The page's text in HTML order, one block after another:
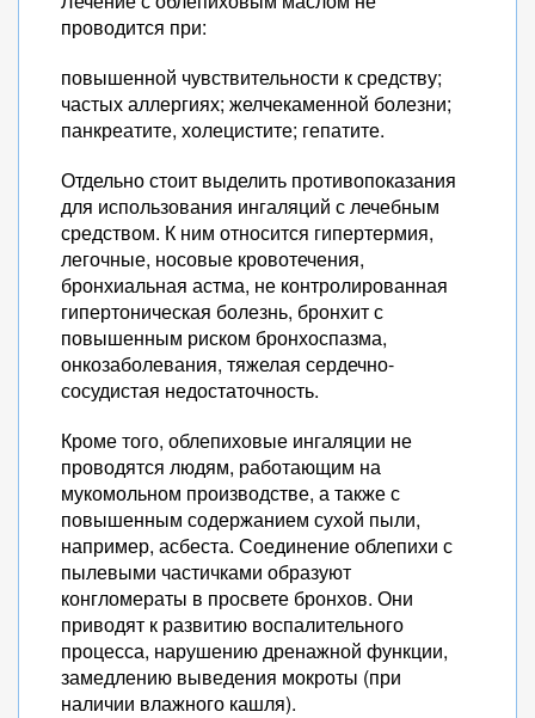
проводится при:
повышенной чувствительности к средству;
частых аллергиях; желчекаменной болезни;
панкреатите, холецистите; гепатите.
Отдельно стоит выделить противопоказания
для использования ингаляций с лечебным
средством. К ним относится гипертермия,
легочные, носовые кровотечения,
бронхиальная астма, не контролированная
гипертоническая болезнь, бронхит с
повышенным риском бронхоспазма,
онкозаболевания, тяжелая сердечно-
сосудистая недостаточность.
Кроме того, облепиховые ингаляции не
проводятся людям, работающим на
мукомольном производстве, а также с
повышенным содержанием сухой пыли,
например, асбеста. Соединение облепихи с
пылевыми частичками образуют
конгломераты в просвете бронхов. Они
приводят к развитию воспалительного
процесса, нарушению дренажной функции,
замедлению выведения мокроты (при
наличии влажного кашля).